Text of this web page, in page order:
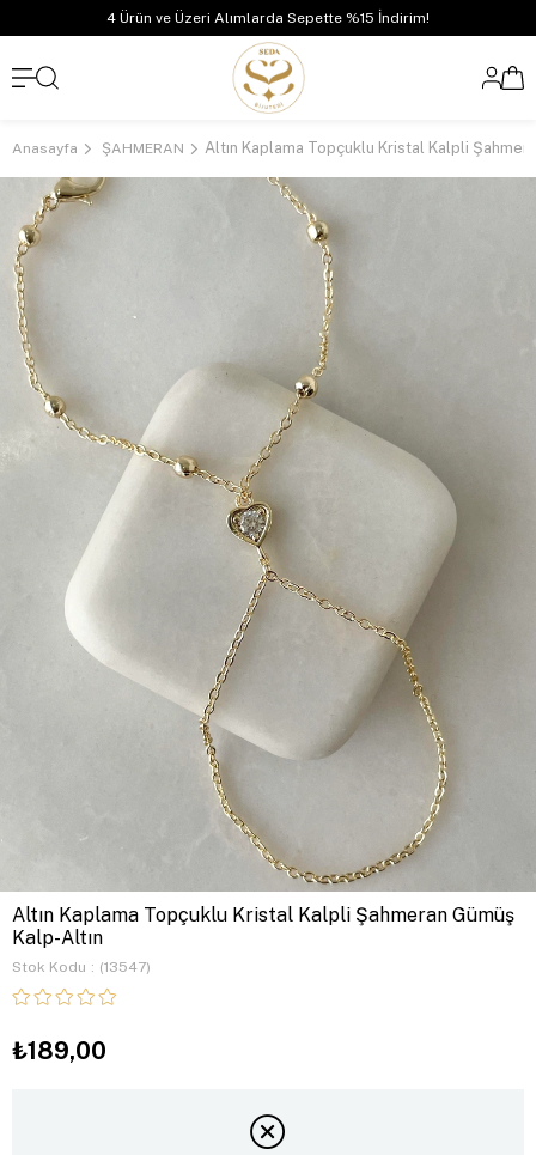
4 Ürün ve Üzeri Alımlarda Sepette %15 İndirim!
Anasayfa ŞAHMERAN
Altın Kaplama Topçuklu Kristal Kalpli Şahmeran Gümüş
Kalp-Altın
Stok Kodu (13547)
₺189,00